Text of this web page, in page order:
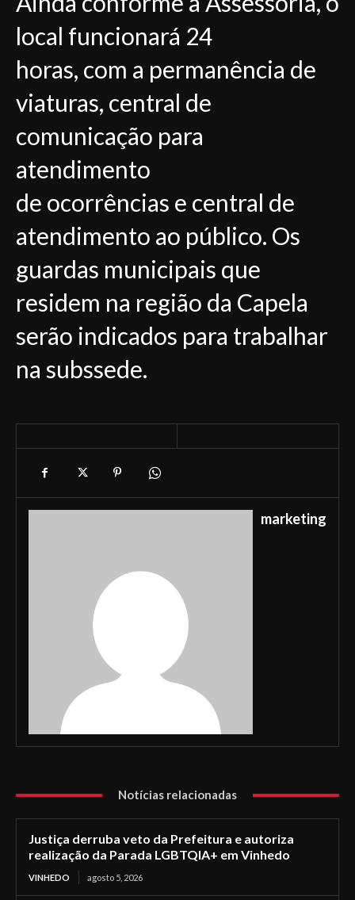
local funcionará 24
horas, com a permanência de
viaturas, central de
comunicação para
atendimento
de ocorrências e central de
atendimento ao público. Os
guardas municipais que
residem na região da Capela
serão indicados para trabalhar
na subssede.
marketing
Notícias relacionadas
Justiça derruba veto da Prefeitura e autoriza
realização da Parada LGBTQIA+ em Vinhedo
VINHEDO agosto 5, 2026